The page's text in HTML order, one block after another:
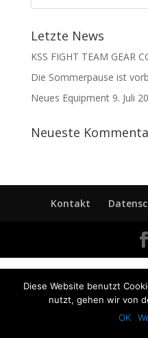
Letzte News
KSS FIGHT TEAM GEAR
Die Sommerpause ist
Neues Equipment 9. Juli
Neueste
Kontakt
Diese Website benutzt
nutzt, gehen wir von
OK